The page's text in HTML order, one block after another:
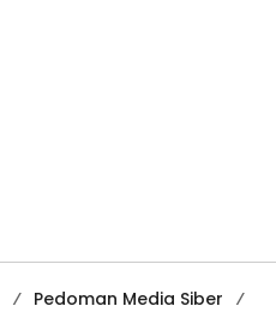
Pedoman Media Siber